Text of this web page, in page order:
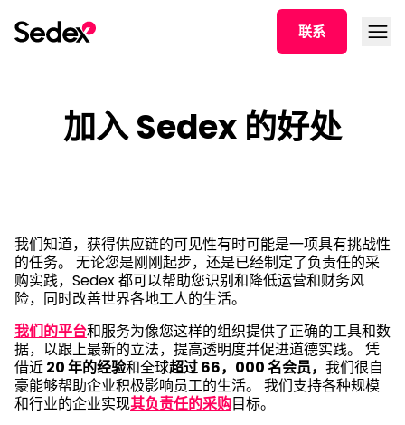
联系 打开
加入 Sedex 的好处
我们知道，获得供应链的可见性有时可能是一项具有挑战性
的任务。 无论您是刚刚起步，还是已经制定了负责任的采
购实践，Sedex 都可以帮助您识别和降低运营和财务风
险，同时改善世界各地工人的生活。
我们的平台和服务为像您这样的组织提供了正确的工具和数
据，以跟上最新的立法，提高透明度并促进道德实践。 凭
借近20 年的经验和全球超过 66，000 名会员， 我们很自
豪能够帮助企业积极影响员工的生活。 我们支持各种规模
和行业的企业实现其负责任的采购目标。